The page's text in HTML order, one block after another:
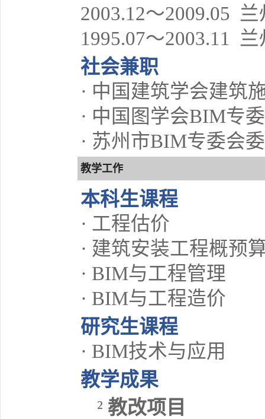
2003.12～2009.05
1995.07～2003.11
社会兼职
· 中国建筑学会建筑
· 中国图学会BIM专
· 苏州市BIM专委会
教学工作
本科生课程
· 工程估价
· 建筑安装工程概预
· BIM与工程管理
· BIM与工程造价
研究生课程
· BIM技术与应用
教学成果
² 教改项目